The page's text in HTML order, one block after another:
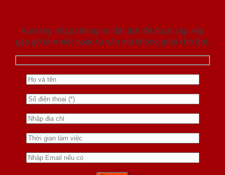
Vui lòng nhập thông tin đặt lịch để được sắp xếp
gặp gỡ làm việc hoăc tư vấn mà không phải chờ đợi.